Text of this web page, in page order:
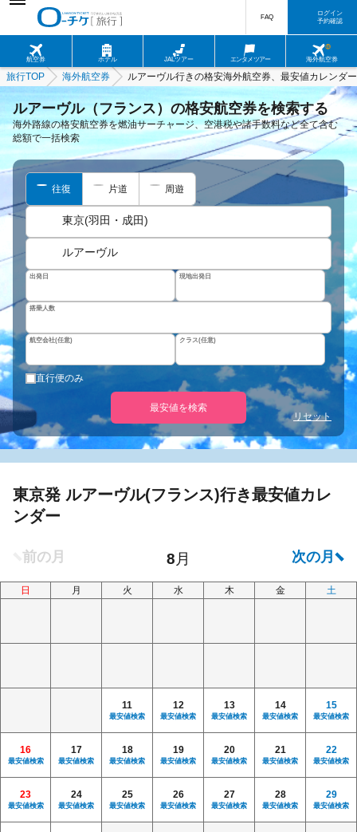
航空券 ホテル JALツアー エンタメツアー 海外航空券
FAQ
ログイン
予約確認
旅行TOP 海外航空券 ルアーヴル行きの格安海外航空券、最安値カレンダー
ルアーヴル（フランス）の格安航空券を検索する
海外路線の格安航空券を燃油サーチャージ、空港税や諸手数料など全て含む
総額で一括検索
往復 片道 周遊
東京(羽田・成田)
ルアーヴル
出発日 現地出発日
搭乗人数
航空会社(任意) クラス(任意)
直行便のみ
最安値を検索
リセット
東京発 ルアーヴル(フランス)行き最安値カレ
ンダー
日 月 火 水 木 金 土
11
最安値検索
12
最安値検索
13
最安値検索
14
最安値検索
15
最安値検索
16
最安値検索
17
最安値検索
18
最安値検索
19
最安値検索
20
最安値検索
21
最安値検索
22
最安値検索
23
最安値検索
24
最安値検索
25
最安値検索
26
最安値検索
27
最安値検索
28
最安値検索
29
最安値検索